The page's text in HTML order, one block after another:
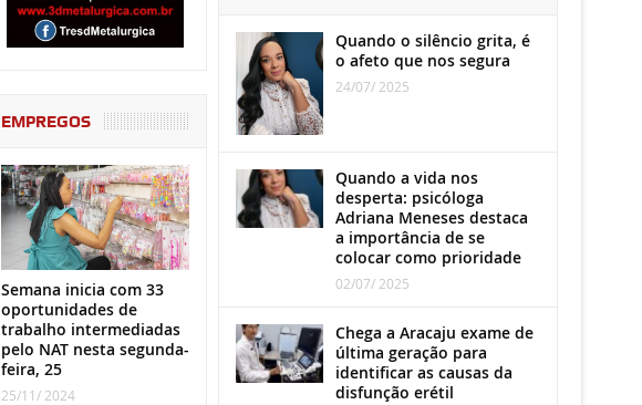
EMPREGOS
Semana inicia com 33
oportunidades de
trabalho intermediadas
pelo NAT nesta segunda-
feira, 25
25/11/ 2024
Quando o silêncio grita, é
o afeto que nos segura
24/07/ 2025
Quando a vida nos
desperta: psicóloga
Adriana Meneses destaca
a importância de se
colocar como prioridade
02/07/ 2025
Chega a Aracaju exame de
última geração para
identificar as causas da
disfunção erétil